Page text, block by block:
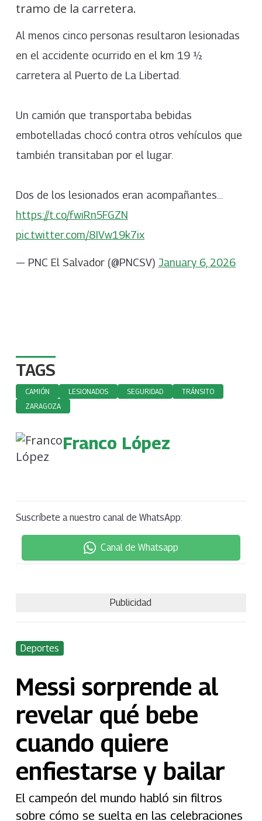
tramo de la carretera.
Al menos cinco personas resultaron lesionadas
en el accidente ocurrido en el km 19 ½
carretera al Puerto de La Libertad.
Un camión que transportaba bebidas
embotelladas chocó contra otros vehículos que
también transitaban por el lugar.
Dos de los lesionados eran acompañantes…
https://t.co/fwiRn5FGZN
pic.twitter.com/8IVw19k7ix
— PNC El Salvador (@PNCSV) January 6, 2026
TAGS
CAMIÓN LESIONADOS SEGURIDAD
TRÁNSITO
ZARAGOZA
Franco López
Suscríbete a nuestro canal de WhatsApp:
Canal de Whatsapp
Publicidad
Deportes
Messi sorprende al
revelar qué bebe
cuando quiere
enfiestarse y bailar
El campeón del mundo habló sin filtros
sobre cómo se suelta en las celebraciones